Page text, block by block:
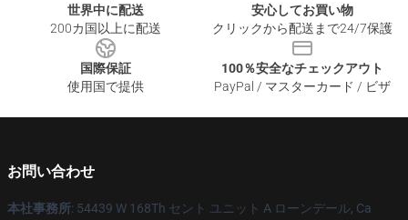
世界中に配送
200カ国以上に配送
安心してお買い物
クリックから配送まで24/7保護
国際保証
使用国で提供
100％安全なチェックアウト
PayPal / マスターカード / ビザ
お問い合わせ
本社事務所: 54439 W 168Th セント ユニット A ローンデール, Ca